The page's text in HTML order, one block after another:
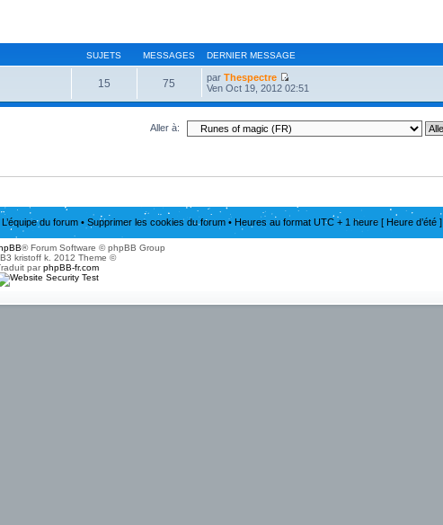
SUJETS MESSAGES DERNIER MESSAGE
15 75 par Thespectre
Ven Oct 19, 2012 02:51
Aller à:
L’équipe du forum • Supprimer les cookies du forum • Heures au format UTC + 1 heure [ Heure d’été ]
® Forum Software © phpBB Group
kristoff k. 2012 Theme ©
parphpBB-fr.com